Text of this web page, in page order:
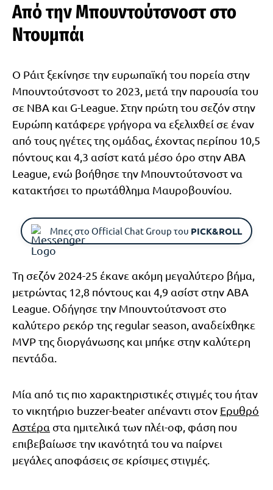
Από την Μπουντούτσνοστ στο
Ντουμπάι
Ο Ράιτ ξεκίνησε την ευρωπαϊκή του πορεία στην
Μπουντούτσνοστ το 2023, μετά την παρουσία του
σε NBA και G-League. Στην πρώτη του σεζόν στην
Ευρώπη κατάφερε γρήγορα να εξελιχθεί σε έναν
από τους ηγέτες της ομάδας, έχοντας περίπου 10,5
πόντους και 4,3 ασίστ κατά μέσο όρο στην ABA
League, ενώ βοήθησε την Μπουντούτσνοστ να
κατακτήσει το πρωτάθλημα Μαυροβουνίου.
Μπες στο Official Chat Group του PICK&ROLL
Τη σεζόν 2024-25 έκανε ακόμη μεγαλύτερο βήμα,
μετρώντας 12,8 πόντους και 4,9 ασίστ στην ABA
League. Οδήγησε την Μπουντούτσνοστ στο
καλύτερο ρεκόρ της regular season, αναδείχθηκε
MVP της διοργάνωσης και μπήκε στην καλύτερη
πεντάδα.
Μία από τις πιο χαρακτηριστικές στιγμές του ήταν
το νικητήριο buzzer-beater απέναντι στον Ερυθρό
Αστέρα στα ημιτελικά των πλέι-οφ, φάση που
επιβεβαίωσε την ικανότητά του να παίρνει
μεγάλες αποφάσεις σε κρίσιμες στιγμές.